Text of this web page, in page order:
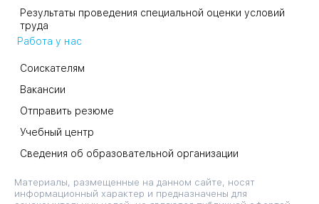
Результаты проведения специальной оценки условий
труда
Работа у нас
Соискателям
Вакансии
Отправить резюме
Учебный центр
Сведения об образовательной организации
Материалы, размещенные на данном сайте, носят
информационный характер и предназначены для